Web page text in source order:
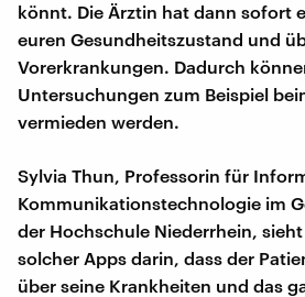
könnt. Die Ärztin hat dann sofort
euren Gesundheitszustand und
Vorerkrankungen. Dadurch
Untersuchungen zum Beispiel
vermieden werden.
Sylvia Thun, Professorin für
Kommunikationstechnologie im
der Hochschule Niederrhein,
solcher Apps darin, dass der
über seine Krankheiten und das